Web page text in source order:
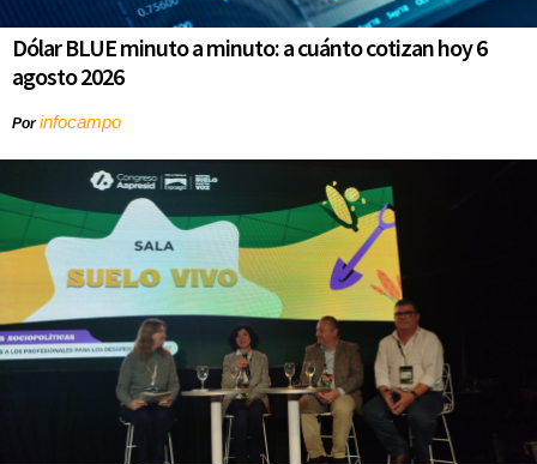
Dólar BLUE minuto a minuto: a cuánto cotizan hoy 6
agosto 2026
Porinfocampo